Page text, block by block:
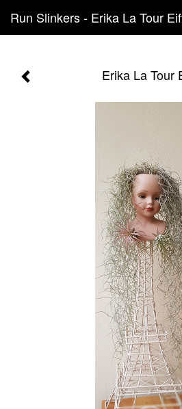
Run Slinkers - Erika La Tour
Erika La Tour